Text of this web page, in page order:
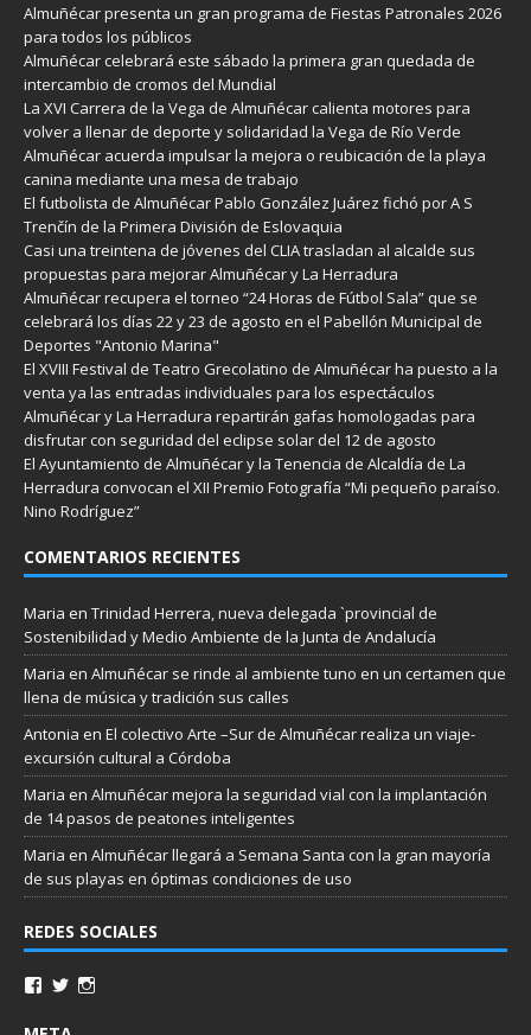
Almuñécar presenta un gran programa de Fiestas Patronales 2026
para todos los públicos
Almuñécar celebrará este sábado la primera gran quedada de
intercambio de cromos del Mundial
La XVI Carrera de la Vega de Almuñécar calienta motores para
volver a llenar de deporte y solidaridad la Vega de Río Verde
Almuñécar acuerda impulsar la mejora o reubicación de la playa
canina mediante una mesa de trabajo
El futbolista de Almuñécar Pablo González Juárez fichó por A S
Trenčín de la Primera División de Eslovaquia
Casi una treintena de jóvenes del CLIA trasladan al alcalde sus
propuestas para mejorar Almuñécar y La Herradura
Almuñécar recupera el torneo “24 Horas de Fútbol Sala” que se
celebrará los días 22 y 23 de agosto en el Pabellón Municipal de
Deportes "Antonio Marina"
El XVIII Festival de Teatro Grecolatino de Almuñécar ha puesto a la
venta ya las entradas individuales para los espectáculos
Almuñécar y La Herradura repartirán gafas homologadas para
disfrutar con seguridad del eclipse solar del 12 de agosto
El Ayuntamiento de Almuñécar y la Tenencia de Alcaldía de La
Herradura convocan el XII Premio Fotografía “Mi pequeño paraíso.
Nino Rodríguez”
COMENTARIOS RECIENTES
Maria en Trinidad Herrera, nueva delegada `provincial de
Sostenibilidad y Medio Ambiente de la Junta de Andalucía
Maria en Almuñécar se rinde al ambiente tuno en un certamen que
llena de música y tradición sus calles
Antonia en El colectivo Arte –Sur de Almuñécar realiza un viaje-
excursión cultural a Córdoba
Maria en Almuñécar mejora la seguridad vial con la implantación
de 14 pasos de peatones inteligentes
Maria en Almuñécar llegará a Semana Santa con la gran mayoría
de sus playas en óptimas condiciones de uso
REDES SOCIALES